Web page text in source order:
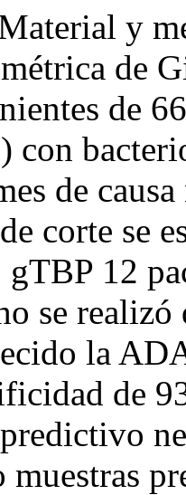
y
de
de
con
de
corte se
gTBP 12
se
la
de
muestras